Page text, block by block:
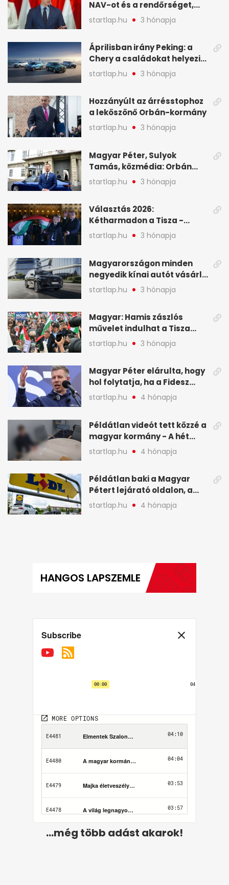
NAV-ot és a rendőrséget,
tartóztassák le a NER-es
oligarchákat - A hét
startlap.hu 3 hónapja
Áprilisban irány Peking: a
Chery a családokat helyezi
globális mobilitási
programja középpontjába
startlap.hu 3 hónapja
Hozzányúlt az árrésstophoz
a leköszönő Orbán-kormány
startlap.hu 3 hónapja
Magyar Péter, Sulyok
Tamás, közmédia: Orbán
Viktor április 13. óta hallgat,
közben pörögnek az
startlap.hu 3 hónapja
Választás 2026:
Kétharmadon a Tisza -
mutatjuk, hogyan alakulnak
a mandátumok
startlap.hu 3 hónapja
Magyarországon minden
negyedik kínai autót vásárló
a Chery mellett döntött (X)
startlap.hu 3 hónapja
Magyar: Hamis zászlós
művelet indulhat a Tisza
ellen a választás napján - A
hét legfontosabb eseményei
startlap.hu 3 hónapja
Magyar Péter elárulta, hogy
hol folytatja, ha a Fidesz
nyeri a választást - A hét
legfontosabb hírei
startlap.hu 4 hónapja
Példátlan videót tett közzé a
magyar kormány - A hét
legfontosabb hírei
képekben
startlap.hu 4 hónapja
Példátlan baki a Magyar
Pétert lejárató oldalon, a
Lidlnek azonnal lépnie
kellett - A hét legfontosabb
startlap.hu 4 hónapja
HANGOS LAPSZEMLE
...még több adást akarok!